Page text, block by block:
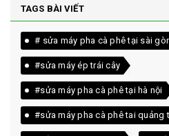
TAGS BÀI VIẾT
# sửa máy pha cà phê tại sài
#sửa máy ép trái cây
#sửa máy pha cà phê tại hà nội
#sửa máy pha cà phê tai quảng